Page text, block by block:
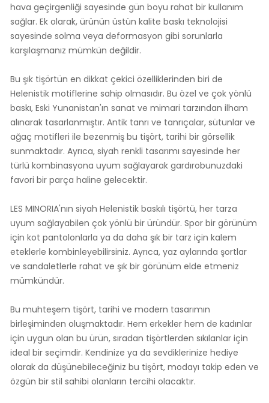
hava geçirgenliği sayesinde gün boyu rahat bir kullanım
sağlar. Ek olarak, ürünün üstün kalite baskı teknolojisi
sayesinde solma veya deformasyon gibi sorunlarla
karşılaşmanız mümkün değildir.
Bu şık tişörtün en dikkat çekici özelliklerinden biri de
Helenistik motiflerine sahip olmasıdır. Bu özel ve çok yönlü
baskı, Eski Yunanistan'ın sanat ve mimari tarzından ilham
alınarak tasarlanmıştır. Antik tanrı ve tanrıçalar, sütunlar ve
ağaç motifleri ile bezenmiş bu tişört, tarihi bir görsellik
sunmaktadır. Ayrıca, siyah renkli tasarımı sayesinde her
türlü kombinasyona uyum sağlayarak gardırobunuzdaki
favori bir parça haline gelecektir.
LES MINORIA'nın siyah Helenistik baskılı tişörtü, her tarza
uyum sağlayabilen çok yönlü bir üründür. Spor bir görünüm
için kot pantolonlarla ya da daha şık bir tarz için kalem
eteklerle kombinleyebilirsiniz. Ayrıca, yaz aylarında şortlar
ve sandaletlerle rahat ve şık bir görünüm elde etmeniz
mümkündür.
Bu muhteşem tişört, tarihi ve modern tasarımın
birleşiminden oluşmaktadır. Hem erkekler hem de kadınlar
için uygun olan bu ürün, sıradan tişörtlerden sıkılanlar için
ideal bir seçimdir. Kendinize ya da sevdiklerinize hediye
olarak da düşünebileceğiniz bu tişört, modayı takip eden ve
özgün bir stil sahibi olanların tercihi olacaktır.